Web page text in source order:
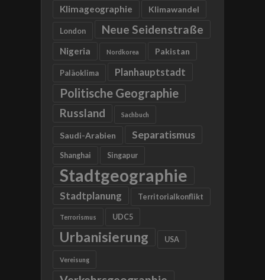
Klimageographie Klimawandel
London Neue Seidenstraße
Nigeria Nordkorea Pakistan
Paläoklima Planhauptstadt
Politische Geographie
Russland Sachbuch
Saudi-Arabien Separatismus
Shanghai Singapur
Stadtgeographie
Stadtplanung Territorialkonflikt
Terrorismus UDC5
Urbanisierung USA
Vereisung